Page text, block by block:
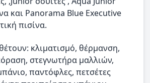
και Panorama Blue Executive
πισίνα.
κλιματισμό, θέρμανση,
στεγνωτήρα μαλλιών,
παντόφλες, πετσέτες